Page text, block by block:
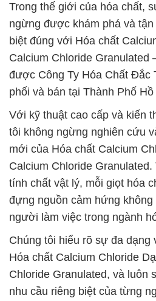
Trong thế giới của hóa chất,
ngừng được khám phá và
biệt đúng với Hóa chất
Calcium Chloride Granulated
được Công Ty Hóa Chất Đắc
phối và bán tại Thành Phố
Với kỹ thuật cao cấp và kiến
tôi không ngừng nghiên cứu
mới của Hóa chất Calcium
Calcium Chloride
tính chất vật lý, mỗi giọt hóa
đựng nguồn cảm hứng
người làm việc trong ngành
Chúng tôi hiểu rõ sự đa dạng
Hóa chất Calcium Chloride
Chloride Granulated, và luôn
nhu cầu riêng biệt của từng